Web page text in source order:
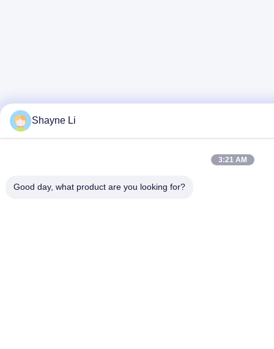
Shayne Li
3:21 AM
Good day, what product are you looking for?